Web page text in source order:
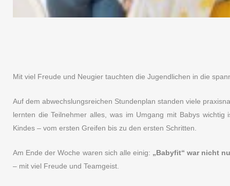
Mit viel Freude und Neugier tauchten die Jugendlichen in die
Auf dem abwechslungsreichen Stundenplan standen viele
lernten die Teilnehmer alles, was im Umgang mit Babys
Kindes – vom ersten Greifen bis zu den ersten Schritten.
Am Ende der Woche waren sich alle einig: „Babyfit“ war nicht
– mit viel Freude und Teamgeist.